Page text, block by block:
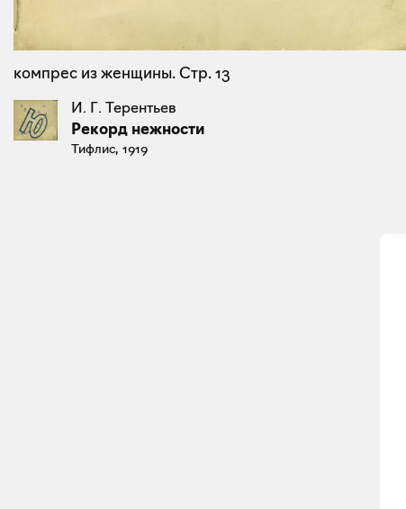
компрес из женщины. Стр. 13
И. Г. Терентьев
Рекорд нежности
Тифлис, 1919